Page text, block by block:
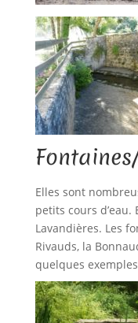
Elles sont
petits cours
Lavandières. Les
Rivauds, la
quelques